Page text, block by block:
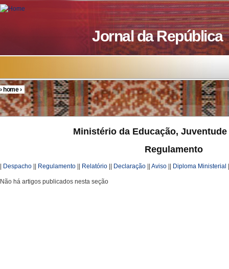
Skip to main content
Jornal da República
You are here
›home›
Ministério da Educação,
Regulamento
| Despacho || Regulamento || Relatório || Declaração || Aviso || Diploma Ministerial
Não há artigos publicados nesta seção